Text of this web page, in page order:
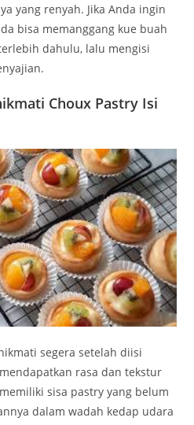
yang renyah. Jika Anda ingin
bisa memanggang kue buah
dahulu, lalu mengisi
Choux Pastry Isi
segera setelah diisi
rasa dan tekstur
sisa pastry yang belum
dalam wadah kedap udara